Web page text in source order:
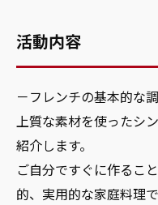
活動内容
－フレンチの基本的な
上質な素材を使ったシ
紹介します。
ご自分ですぐに作るこ
的、実用的な家庭料理で